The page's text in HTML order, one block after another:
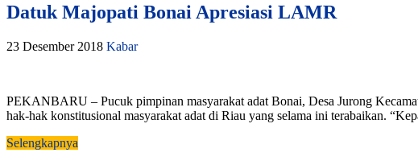
Datuk Majopati Bonai Apresiasi LAMR
23 Desember 2018 Kabar
PEKANBARU – Pucuk pimpinan masyarakat adat Bonai, Desa Jurong
hak-hak konstitusional masyarakat adat di Riau yang selama ini terabaikan.
Selengkapnya